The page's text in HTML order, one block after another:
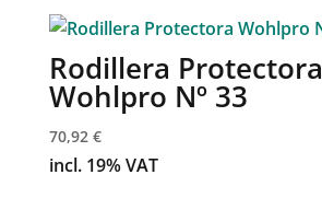
Rodillera Protectora
Wohlpro Nº 33
70,92 €
incl. 19% VAT